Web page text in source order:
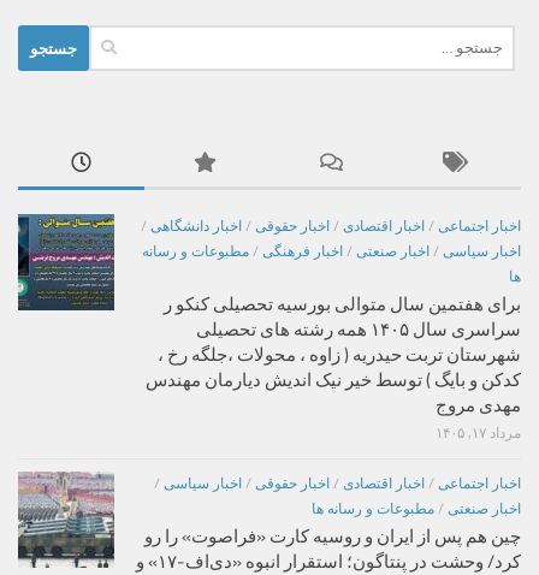
برای:
اخبار اجتماعی / اخبار اقتصادی / اخبار حقوقی / اخبار دانشگاهی /
اخبار سیاسی / اخبار صنعتی / اخبار فرهنگی / مطبوعات و رسانه
ها
برای هفتمین سال متوالی بورسیه تحصیلی کنکو ر
سراسری سال ۱۴۰۵ همه رشته های تحصیلی
شهرستان تربت حیدریه ( زاوه ، محولات ،جلگه رخ ،
کدکن و بایگ ) توسط خیر نیک اندیش دیارمان مهندس
مهدی مروج
مرداد ۱۷, ۱۴۰۵
اخبار اجتماعی / اخبار اقتصادی / اخبار حقوقی / اخبار سیاسی /
اخبار صنعتی / مطبوعات و رسانه ها
چین هم پس از ایران و روسیه کارت «فراصوت» را رو
کرد/ وحشت در پنتاگون؛ استقرار انبوه «دی‌اف‑۱۷» و